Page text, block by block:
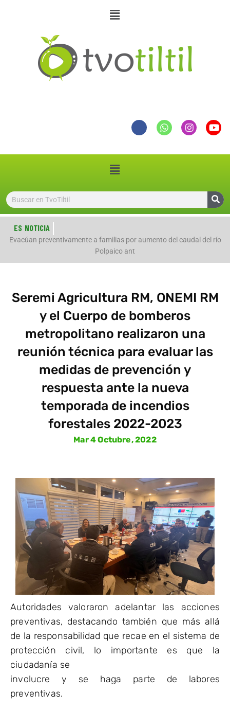
ES NOTICIA
Evacúan preventivamente a familias por aumento del caudal del río
Polpaico ant
Seremi Agricultura RM, ONEMI RM
y el Cuerpo de bomberos
metropolitano realizaron una
reunión técnica para evaluar las
medidas de prevención y
respuesta ante la nueva
temporada de incendios
forestales 2022-2023
Mar 4 Octubre, 2022
Autoridades valoraron adelantar las acciones
preventivas, destacando también que más allá
de la responsabilidad que recae en el sistema de
protección civil, lo importante es que la
ciudadanía se
involucre y se haga parte de labores
preventivas.